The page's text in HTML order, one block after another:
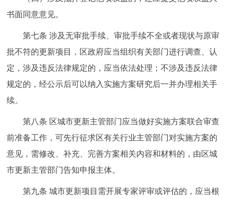
书面同意意见。
第七条 涉及无审批手续、审批手续不全或者现状与原审
批不符的更新项目，区政府应当组织有关部门进行调查、认
定，涉及违反法律规定的，应当依法处理；不涉及违反法律
规定的，经公示后可以纳入实施方案研究后一并办理相关手
续。
第八条 区城市更新主管部门应当做好实施方案联合审查
前准备工作，可先行征求区有关行业主管部门对实施方案的
意见，需修改、补充、完善方案相关内容和材料的，由区城
市更新主管部门告知申报主体。
第九条 城市更新项目需开展专家评审或评估的，应当根